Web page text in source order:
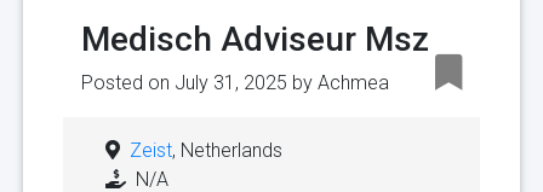
Medisch Adviseur Msz
Posted on July 31, 2025 by Achmea
Zeist, Netherlands
N/A